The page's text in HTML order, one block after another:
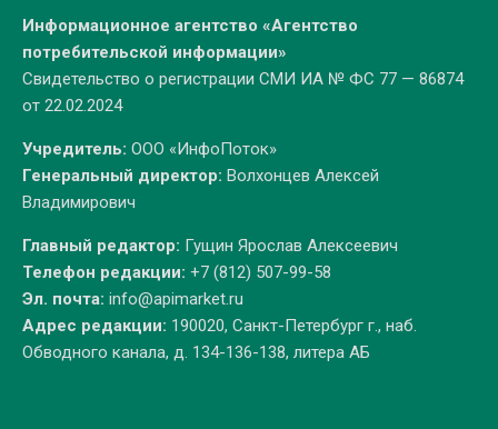
Информационное агентство «Агентство
потребительской информации»
Свидетельство о регистрации СМИ ИА № ФС 77 — 86874
от 22.02.2024
Учредитель: ООО «ИнфоПоток»
Генеральный директор: Волхонцев Алексей
Владимирович
Главный редактор: Гущин Ярослав Алексеевич
Телефон редакции: +7 (812) 507-99-58
Эл. почта: info@apimarket.ru
Адрес редакции: 190020, Санкт-Петербург г., наб.
Обводного канала, д. 134-136-138, литера АБ